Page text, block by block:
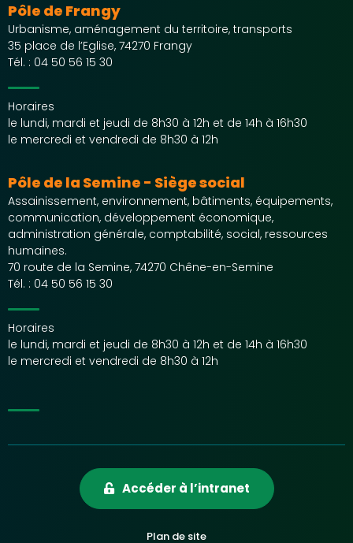
Pôle de Frangy
Urbanisme, aménagement du territoire, transports
35 place de l’Eglise, 74270 Frangy
Tél. : 04 50 56 15 30
Horaires
le lundi, mardi et jeudi de 8h30 à 12h et de 14h à 16h30
le mercredi et vendredi de 8h30 à 12h
Pôle de la Semine - Siège social
Assainissement, environnement, bâtiments, équipements,
communication, développement économique,
administration générale, comptabilité, social, ressources
humaines.
70 route de la Semine, 74270 Chêne-en-Semine
Tél. : 04 50 56 15 30
Horaires
le lundi, mardi et jeudi de 8h30 à 12h et de 14h à 16h30
le mercredi et vendredi de 8h30 à 12h
Accéder à l’intranet
Plan de site